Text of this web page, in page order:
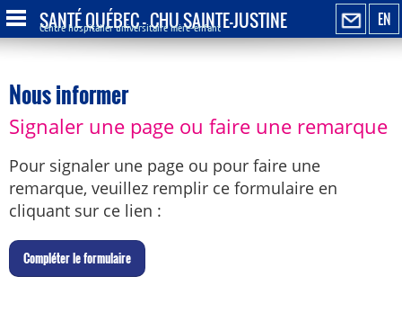
EN
SANTÉ QUÉBEC - CHU SAINTE-JUSTINE
Centre hospitalier universitaire mère-enfant
Nous informer
Signaler une page ou faire une remarque
Pour signaler une page ou pour faire une
remarque, veuillez remplir ce formulaire en
cliquant sur ce lien :
Compléter le formulaire